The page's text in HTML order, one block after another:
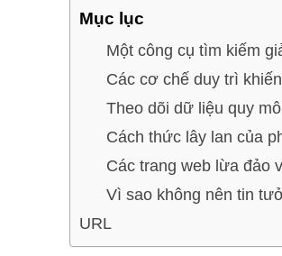
Mục lục
Một công cụ tìm kiếm
Các cơ chế duy trì
Theo dõi dữ liệu quy
Cách thức lây lan của
Các trang web lừa đảo
Vì sao không nên tin
URL